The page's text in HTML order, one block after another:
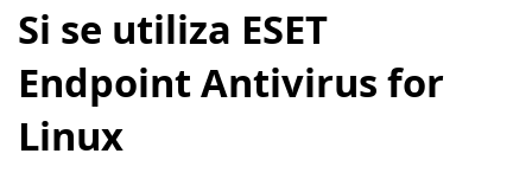
Si se utiliza ESET
Endpoint Antivirus for
Linux